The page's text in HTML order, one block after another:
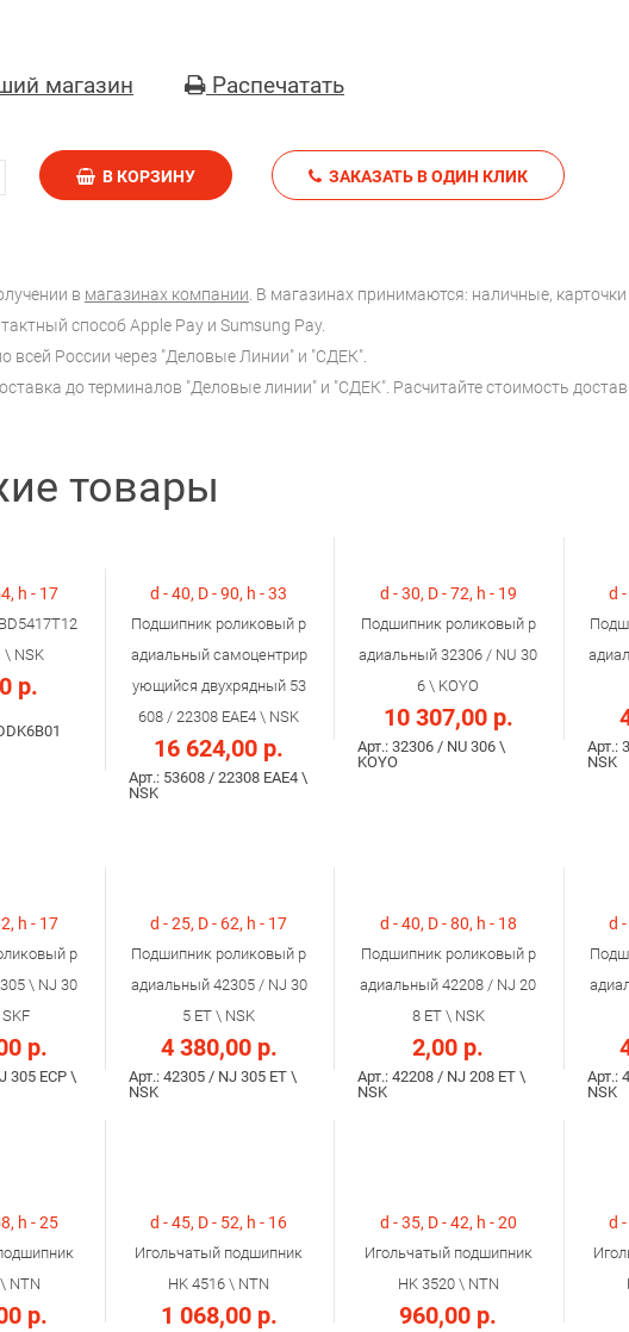
магазин Распечатать
В КОРЗИНУ ЗАКАЗАТЬ В ОДИН КЛИК
в магазинах компании. В магазинах принимаются: наличные,
способ Apple Pay и Sumsung Pay.
всей России через "Деловые Линии" и "СДЕК".
до терминалов "Деловые линии" и "СДЕК". Расчитайте стоимость
товары
h - 17
\ NSK
р.
d - 40, D - 90, h - 33
Подшипник роликовый р
адиальный самоцентрир
ующийся двухрядный 53
608 / 22308 ЕAE4 \ NSK
16 624,00 р.
Арт.: 53608 / 22308 ЕAE4 \
NSK
d - 30, D - 72, h - 19
Подшипник роликовый р
адиальный 32306 / NU 30
6 \ KOYO
10 307,00 р.
Арт.: 32306 / NU 306 \
KOYO
d
Арт.:
NSK
h - 17
р
\ NJ 30
р.
305 ECP \
d - 25, D - 62, h - 17
Подшипник роликовый р
адиальный 42305 / NJ 30
5 ET \ NSK
4 380,00 р.
Арт.: 42305 / NJ 305 ET \
NSK
d - 40, D - 80, h - 18
Подшипник роликовый р
адиальный 42208 / NJ 20
8 ET \ NSK
2,00 р.
Арт.: 42208 / NJ 208 ET \
NSK
d
Арт.:
NSK
h - 25
NTN
р.
d - 45, D - 52, h - 16
Игольчатый подшипник
HK 4516 \ NTN
1 068,00 р.
d - 35, D - 42, h - 20
Игольчатый подшипник
HK 3520 \ NTN
960,00 р.
d